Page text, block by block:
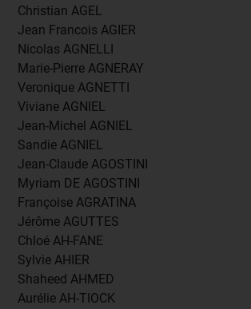
Christian AGEL
Jean Francois AGIER
Nicolas AGNELLI
Marie-Pierre AGNERAY
Veronique AGNETTI
Viviane AGNIEL
Jean-Michel AGNIEL
Sandie AGNIEL
Jean-Claude AGOSTINI
Myriam DE AGOSTINI
Françoise AGRATINA
Jérôme AGUTTES
Chloé AH-FANE
Sylvie AHIER
Shaheed AHMED
Aurélie AH-TIOCK